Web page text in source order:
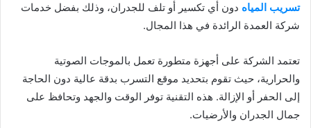
تسريب المياه دون أي تكسير أو تلف للجدران، وذلك بفضل خدمات
شركة العمدة الرائدة في هذا المجال.
تعتمد الشركة على أجهزة متطورة تعمل بالموجات الصوتية
والحرارية، حيث تقوم بتحديد موقع التسرب بدقة عالية دون الحاجة
إلى الحفر أو الإزالة. هذه التقنية توفر الوقت والجهد وتحافظ على
جمال الجدران والأرضيات.